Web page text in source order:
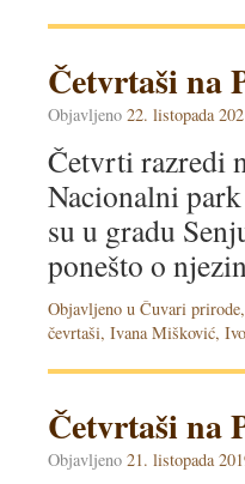
Četvrtaši na
Objavljeno 22. listopada
Četvrti razredi
Nacionalni
su u gradu
ponešto o
Objavljeno u Čuvari prirode,
čevrtaši, Ivana Mišković,
Četvrtaši na
Objavljeno 21. listopada